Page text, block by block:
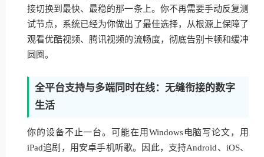
接切换到最快、最稳的那一条上。你不再需要手动反复测
试节点，系统已经为你做出了最佳选择，从根源上保障了
观看优酷视频、腾讯视频的流畅度，彻底告别卡顿和缓冲
圆圈。
全平台支持与多端同时在线：无缝衔接的数字
生活
你的设备不止一台。可能在用Windows电脑写论文，用
iPad追剧，用安卓手机听歌。因此，支持Android、iOS、